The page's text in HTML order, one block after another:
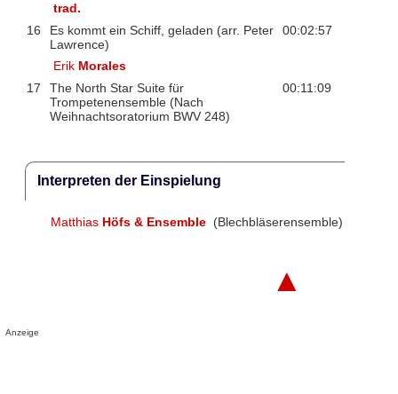
trad.
16
Es kommt ein Schiff, geladen (arr. Peter
Lawrence)
00:02:57
Erik Morales
17
The North Star Suite für
Trompetenensemble (Nach
Weihnachtsoratorium BWV 248)
00:11:09
Interpreten der Einspielung
Matthias Höfs & Ensemble (Blechbläserensemble)
▲
Anzeige